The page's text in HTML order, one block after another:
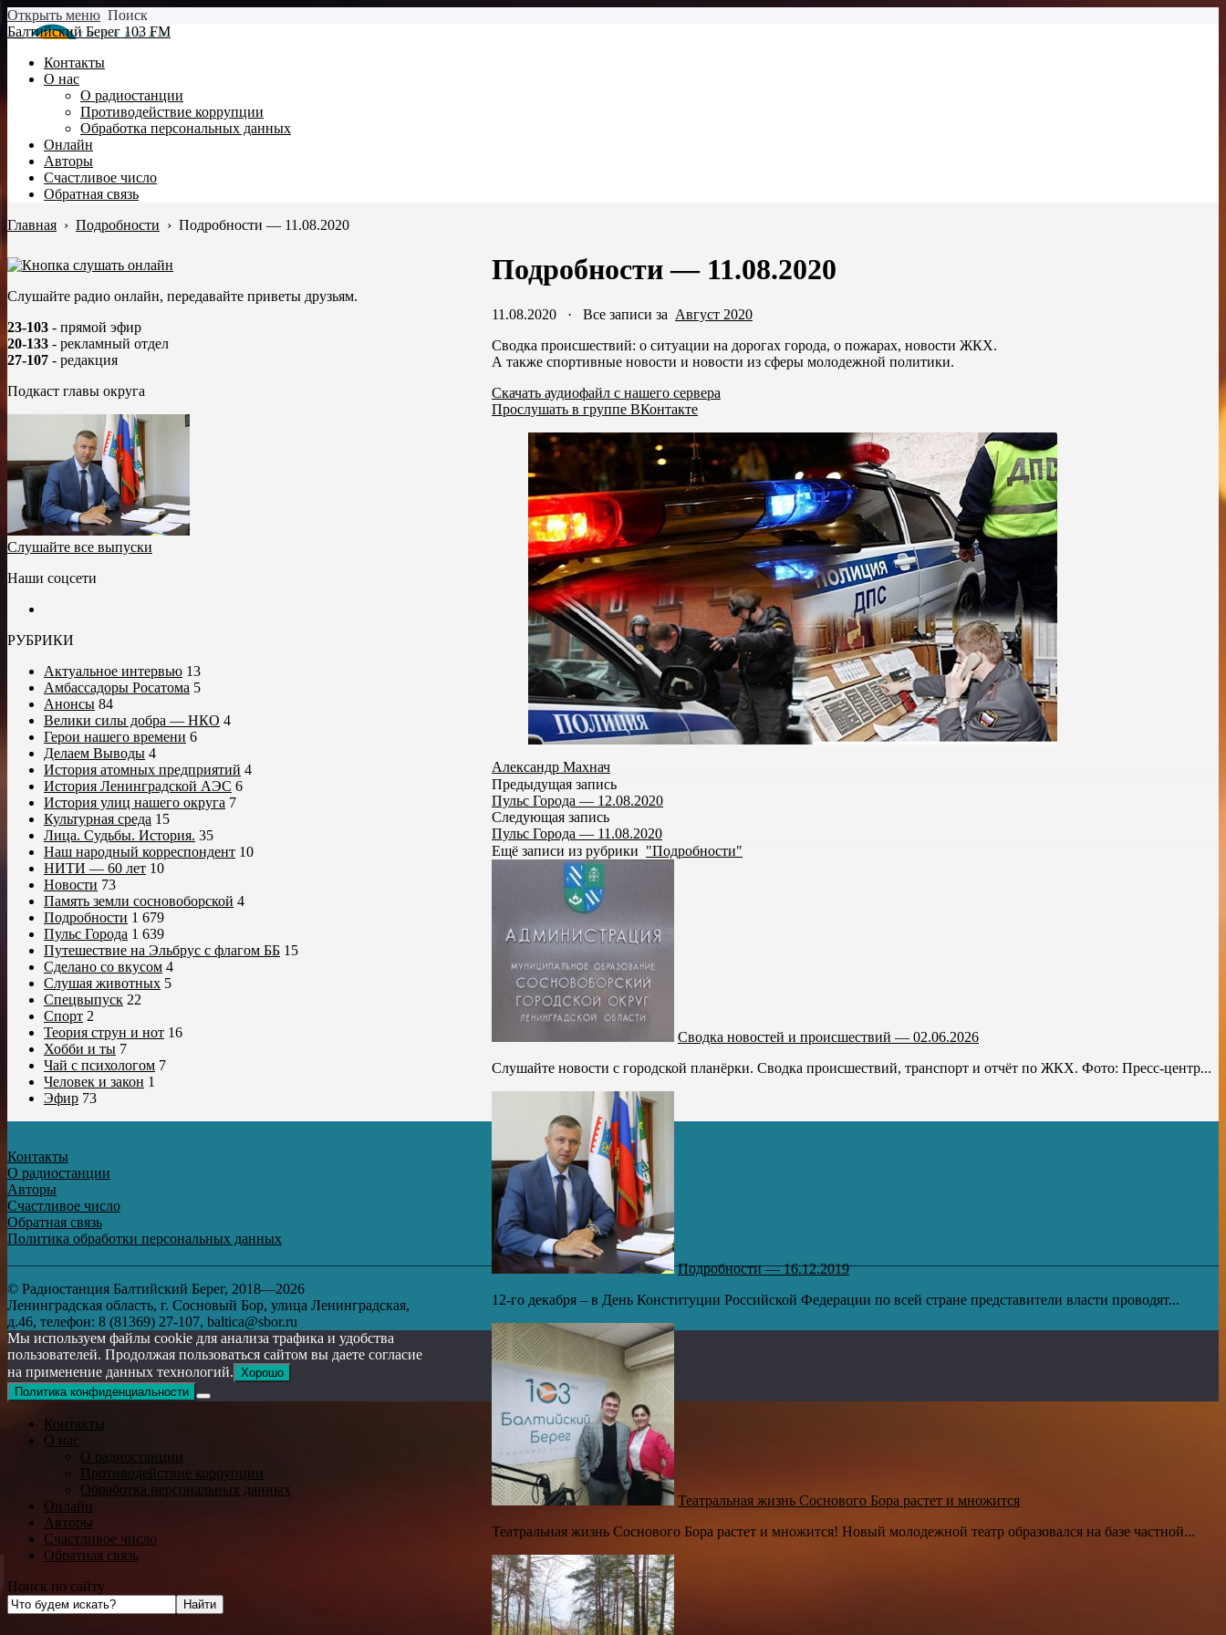
Открыть меню Поиск
Балтийский Берег 103 FM
Контакты
О нас
О радиостанции
Противодействие коррупции
Обработка персональных данных
Онлайн
Авторы
Счастливое число
Обратная связь
Главная › Подробности › Подробности — 11.08.2020
Подробности — 11.08.2020
11.08.2020 · Все записи за Август 2020
Сводка происшествий: о ситуации на дорогах города, о пожарах, новости ЖКХ.
А также спортивные новости и новости из сферы молодежной политики.
Скачать аудиофайл с нашего сервера
Прослушать в группе ВКонтакте
Александр Махнач
Предыдущая запись
Пульс Города — 12.08.2020
Следующая запись
Пульс Города — 11.08.2020
Ещё записи из рубрики "Подробности"
Сводка новостей и происшествий — 02.06.2026
Слушайте новости с городской планёрки. Сводка происшествий, транспорт и отчёт по ЖКХ. Фото: Пресс-центр...
Подробности — 16.12.2019
12-го декабря – в День Конституции Российской Федерации по всей стране представители власти проводят...
Театральная жизнь Соснового Бора растет и множится
Театральная жизнь Соснового Бора растет и множится! Новый молодежной театр образовался на базе частной...
Слушайте радио онлайн, передавайте приветы друзьям.
23-103 - прямой эфир
20-133 - рекламный отдел
27-107 - редакция
Подкаст главы округа
Слушайте все выпуски
Наши соцсети
РУБРИКИ
Актуальное интервью 13
Амбассадоры Росатома 5
Анонсы 84
Велики силы добра — НКО 4
Герои нашего времени 6
Делаем Выводы 4
История атомных предприятий 4
История Ленинградской АЭС 6
История улиц нашего округа 7
Культурная среда 15
Лица. Судьбы. История. 35
Наш народный корреспондент 10
НИТИ — 60 лет 10
Новости 73
Память земли сосновоборской 4
Подробности 1 679
Пульс Города 1 639
Путешествие на Эльбрус с флагом ББ 15
Сделано со вкусом 4
Слушая животных 5
Спецвыпуск 22
Спорт 2
Теория струн и нот 16
Хобби и ты 7
Чай с психологом 7
Человек и закон 1
Эфир 73
Контакты
О радиостанции
Авторы
Счастливое число
Обратная связь
Политика обработки персональных данных
© Радиостанция Балтийский Берег, 2018—2026
Ленинградская область, г. Сосновый Бор, улица Ленинградская,
д.46, телефон: 8 (81369) 27-107, baltica@sbor.ru
Мы используем файлы cookie для анализа трафика и удобства
пользователей. Продолжая пользоваться сайтом вы даете согласие
на применение данных технологий. Хорошо
Политика конфиденциальности
Контакты
О нас
О радиостанции
Противодействие коррупции
Обработка персональных данных
Онлайн
Авторы
Счастливое число
Обратная связь
Поиск по сайту